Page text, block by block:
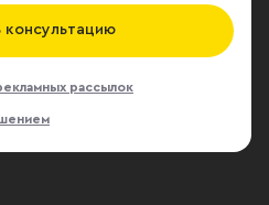
консультацию
рассылок